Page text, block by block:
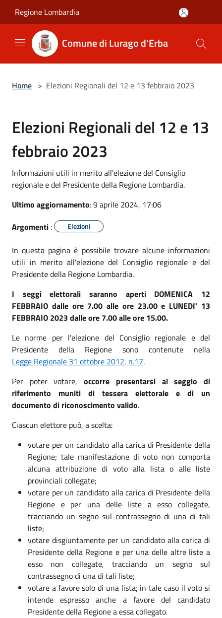
Regione Lombardia
Comune di Lurago d'Erba
Home > Elezioni Regionali del 12 e 13 febbraio 2023
Elezioni Regionali del 12 e 13
febbraio 2023
Informazioni utili in merito all'elezione del Consiglio
regionale e del Presidente della Regione Lombardia.
Ultimo aggiornamento: 9 aprile 2024, 17:06
Argomenti : Elezioni
In questa pagina è possibile trovare alcune informazioni
utili in merito all'elezione del Consiglio regionale e del
Presidente della Regione Lombardia.
I seggi elettorali saranno aperti DOMENICA 12
FEBBRAIO dalle ore 7.00 alle ore 23.00 e LUNEDI' 13
FEBBRAIO 2023 dalle ore 7.00 alle ore 15.00.
Le norme per l’elezione del Consiglio regionale e del
Presidente della Regione sono contenute nella
Legge Regionale 31 ottobre 2012, n.17.
Per poter votare,occorre presentarsi al seggio di
riferimento muniti di tessera elettorale e di un
documento di riconoscimento valido.
Ciascun elettore può, a scelta:
votare per un candidato alla carica di Presidente della
Regione; tale manifestazione di voto non comporta
alcuna attribuzione di voto alla lista o alle liste
provinciali collegate;
votare per un candidato alla carica di Presidente della
Regione e per una delle liste a esso collegate,
tracciando un segno sul contrassegno di una di tali
liste;
votare disgiuntamente per un candidato alla carica di
Presidente della Regione e per una delle altre liste a
esso non collegate, tracciando un segno sul
contrassegno di una di tali liste;
votare a favore solo di una lista; in tale caso il voto si
intende espresso anche a favore del candidato
Presidente della Regione a essa collegato.